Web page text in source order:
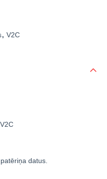
, V2C
datus.